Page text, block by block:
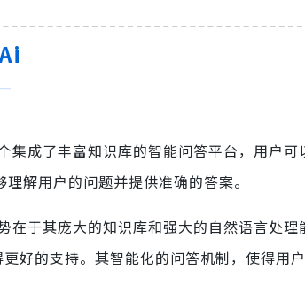
集成了丰富知识库的智能问答平台，用户
解用户的问题并提供准确的答案。
在于其庞大的知识库和强大的自然语言处
好的支持。其智能化的问答机制，使得用